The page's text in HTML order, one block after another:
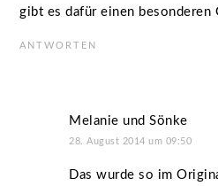
gibt es dafür einen besonderen
ANTWORTEN
Melanie und Sönke
28. August 2014 um 09:50
Das wurde so im